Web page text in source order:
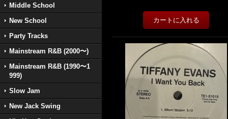
Middle School
New School
Party Tracks
Mainstream R&B (2000〜)
Mainstream R&B (1990〜1
999)
Slow Jam
New Jack Swing